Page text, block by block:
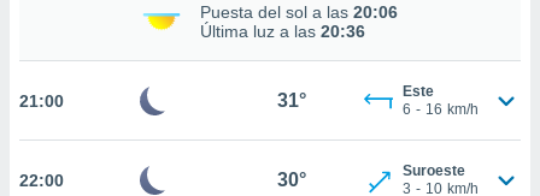
web a
Puesta del sol a las 20:06
Última luz a las 20:36
21:00 31°
Este
6 - 16 km/h
22:00 30°
Suroeste
3 - 10 km/h